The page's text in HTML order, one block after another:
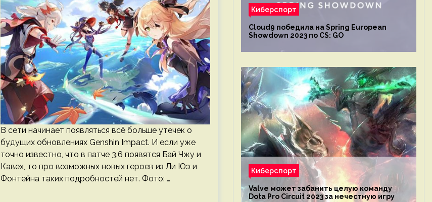
В сети начинает появляться всё больше утечек о
будущих обновлениях Genshin Impact. И если уже
точно известно, что в патче 3.6 появятся Бай Чжу и
Кавех, то про возможных новых героев из Ли Юэ и
Фонтейна таких подробностей нет. Фото: …
Киберспорт
Cloud9 победила на Spring European
Showdown 2023 по CS: GO
Киберспорт
Valve может забанить целую команду
Dota Pro Circuit 2023 за нечестную игру